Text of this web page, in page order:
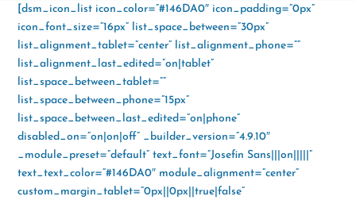
c
e
b
a
t
p
p
i
t
t
n
k
[dsm_icon_list icon_color=”#146DA0″ icon_padding=”0px”
icon_font_size=”16px” list_space_between=”30px”
list_alignment_tablet=”center” list_alignment_phone=””
list_alignment_last_edited=”on|tablet”
list_space_between_tablet=””
list_space_between_phone=”15px”
list_space_between_last_edited=”on|phone”
disabled_on=”on|on|off” _builder_version=”4.9.10″
_module_preset=”default” text_font=”Josefin Sans|||on|||||”
text_text_color=”#146DA0″ module_alignment=”center”
custom_margin_tablet=”0px||0px||true|false”